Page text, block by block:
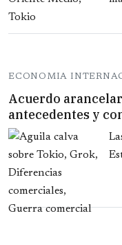
ECONOMIA
Acuerdo
antecedentes y